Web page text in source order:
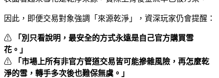
因此，即便交易對象強調「來源乾淨」，資深玩家仍會提醒：
⚠
「別只看說明，最安全的方式永遠是自己官方購買雪
花。」
⚠
「市場上所有非官方管道交易皆可能摻雜風險，再怎麼乾
淨的雪，轉手多次後也難保無虞。」